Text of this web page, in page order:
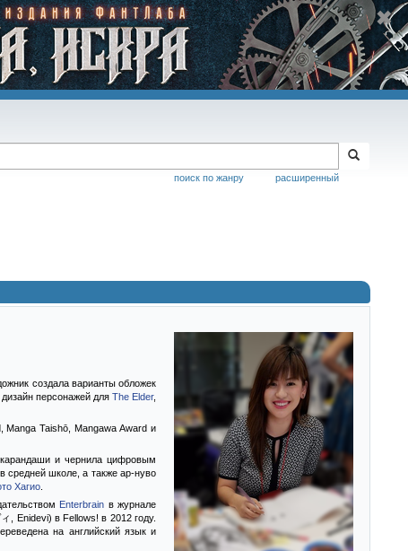
расширенный
поиск по жанру
создала варианты обложек
персонажей для The Elder,
Manga Taishō, Mangawa Award и
карандаши и чернила цифровым
средней школе, а также ар-нуво
Хагио
Enterbrain в журнале
, Enidevi) в Fellows! в 2012 году.
на английский язык и